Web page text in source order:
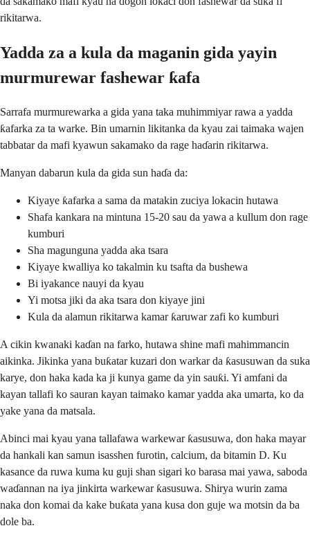
rikitarwa.
Yadda za a kula da maganin gida yayin
murmurewar fashewar ƙafa
Sarrafa murmurewarka a gida yana taka muhimmiyar rawa a yadda
ƙafarka za ta warke. Bin umarnin likitanka da kyau zai taimaka wajen
tabbatar da mafi kyawun sakamako da rage haɗarin rikitarwa.
Manyan dabarun kula da gida sun haɗa da:
Kiyaye ƙafarka a sama da matakin zuciya lokacin hutawa
Shafa kankara na mintuna 15-20 sau da yawa a kullum don rage
kumburi
Sha magunguna yadda aka tsara
Kiyaye kwalliya ko takalmin ku tsafta da bushewa
Bi iyakance nauyi da kyau
Yi motsa jiki da aka tsara don kiyaye jini
Kula da alamun rikitarwa kamar ƙaruwar zafi ko kumburi
A cikin kwanaki kaɗan na farko, hutawa shine mafi mahimmancin
aikinka. Jikinka yana buƙatar kuzari don warkar da ƙasusuwan da suka
karye, don haka kada ka ji kunya game da yin sauƙi. Yi amfani da
kayan tallafi ko sauran kayan taimako kamar yadda aka umarta, ko da
yake yana da matsala.
Abinci mai kyau yana tallafawa warkewar ƙasusuwa, don haka mayar
da hankali kan samun isasshen furotin, calcium, da bitamin D. Ku
kasance da ruwa kuma ku guji shan sigari ko barasa mai yawa, saboda
waɗannan na iya jinkirta warkewar ƙasusuwa. Shirya wurin zama
naka don komai da kake buƙata yana kusa don guje wa motsin da ba
dole ba.